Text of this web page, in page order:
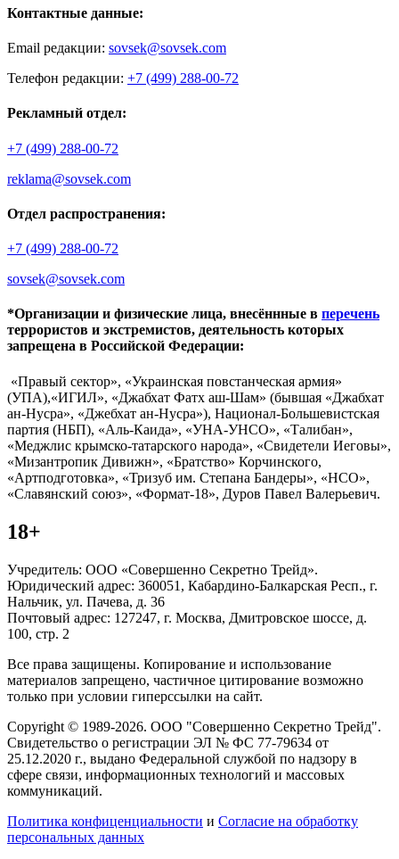
Контактные данные:
Email редакции: sovsek@sovsek.com
Телефон редакции: +7 (499) 288-00-72
Рекламный отдел:
+7 (499) 288-00-72
reklama@sovsek.com
Отдел распространения:
+7 (499) 288-00-72
sovsek@sovsek.com
*Организации и физические лица, внесённные в перечень
террористов и экстремистов, деятельность которых
запрещена в Российской Федерации:
«Правый сектор», «Украинская повстанческая армия»
(УПА),«ИГИЛ», «Джабхат Фатх аш-Шам» (бывшая «Джабхат
ан-Нусра», «Джебхат ан-Нусра»), Национал-Большевистская
партия (НБП), «Аль-Каида», «УНА-УНСО», «Талибан»,
«Меджлис крымско-татарского народа», «Свидетели Иеговы»,
«Мизантропик Дивижн», «Братство» Корчинского,
«Артподготовка», «Тризуб им. Степана Бандеры», «НСО»,
«Славянский союз», «Формат-18», Дуров Павел Валерьевич.
18+
Учредитель: ООО «Совершенно Секретно Трейд».
Юридический адрес: 360051, Кабардино-Балкарская Респ., г.
Нальчик, ул. Пачева, д. 36
Почтовый адрес: 127247, г. Москва, Дмитровское шоссе, д.
100, стр. 2
Все права защищены. Копирование и использование
материалов запрещено, частичное цитирование возможно
только при условии гиперссылки на сайт.
Copyright © 1989-2026. ООО "Совершенно Секретно Трейд".
Свидетельство о регистрации ЭЛ № ФС 77-79634 от
25.12.2020 г., выдано Федеральной службой по надзору в
сфере связи, информационных технологий и массовых
коммуникаций.
Политика конфиценциальности и Согласие на обработку
персональных данных